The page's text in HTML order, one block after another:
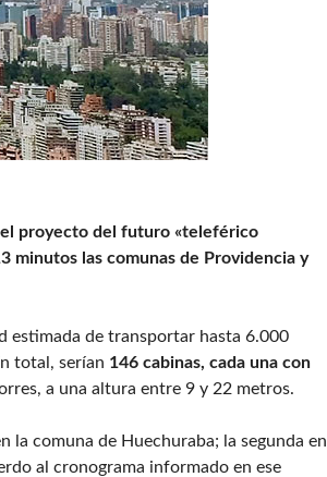
proyecto del futuro «teleférico
minutos las comunas de Providencia y
estimada de transportar hasta 6.000
total, serían 146 cabinas, cada una con
a una altura entre 9 y 22 metros.
la comuna de Huechuraba; la segunda en
al cronograma informado en ese